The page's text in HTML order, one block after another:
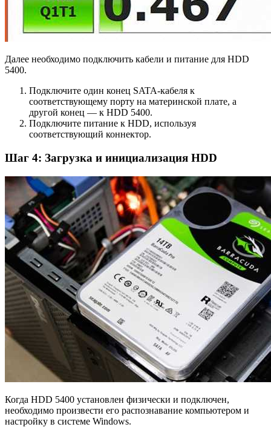
Далее необходимо подключить кабели и питание для HDD
5400.
Подключите один конец SATA-кабеля к
соответствующему порту на материнской плате, а
другой конец — к HDD 5400.
Подключите питание к HDD, используя
соответствующий коннектор.
Шаг 4: Загрузка и инициализация HDD
Когда HDD 5400 установлен физически и подключен,
необходимо произвести его распознавание компьютером и
настройку в системе Windows.